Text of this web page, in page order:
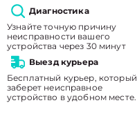
Диагностика
Узнайте точную причину
неисправности вашего
устройства через 30 минут
Выезд курьера
Бесплатный курьер, который
заберет неисправное
устройство в удобном месте.